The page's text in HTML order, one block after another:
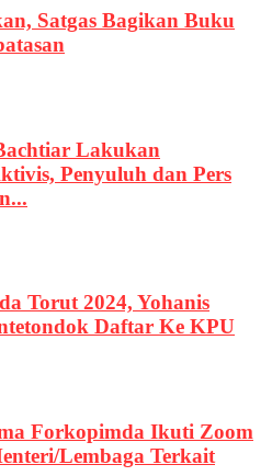
Satgas Bagikan Buku
Lakukan
Penyuluh dan Pers
Torut 2024, Yohanis
Daftar Ke KPU
Forkopimda Ikuti Zoom
Lembaga Terkait